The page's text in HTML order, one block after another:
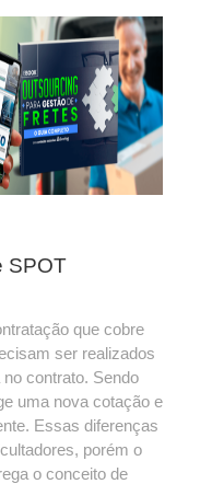
SPOT
que cobre
ser realizados
contrato. Sendo
uma nova cotação e
Essas diferenças
porém o
o conceito de